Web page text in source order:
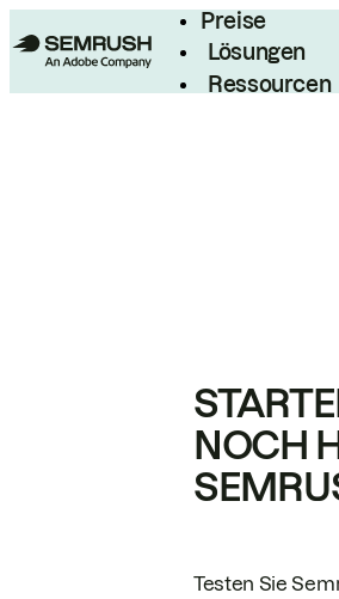
Preise
Lösungen
Ressourcen
NOCH
Testen Sie